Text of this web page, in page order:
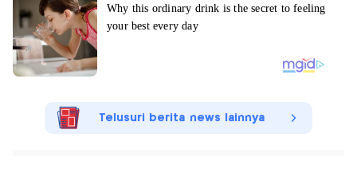
Telusuri berita news lainnya